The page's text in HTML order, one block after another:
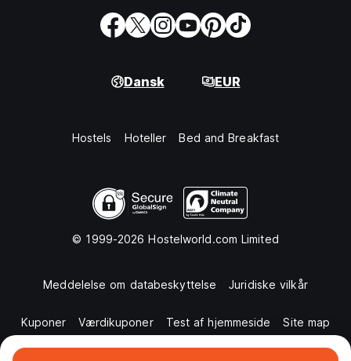
Dansk EUR
Hostels Hoteller Bed and Breakfast
© 1999-2026 Hostelworld.com Limited
Meddelelse om databeskyttelse Juridiske vilkår
Kuponer Værdikuponer Test af hjemmeside Site map